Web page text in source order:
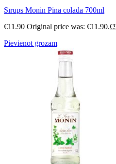
Sīrups Monin Pina colada 700ml
€11.90 Original price was: €11.90.€
Pievienot grozam